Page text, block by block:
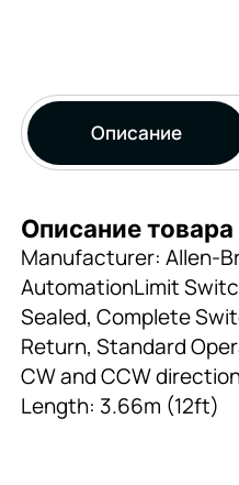
Описание
Описание товара
Manufacturer: Allen-
AutomationLimit
Sealed, Complete
Return, Standard
CW and CCW
Length: 3.66m (12ft)